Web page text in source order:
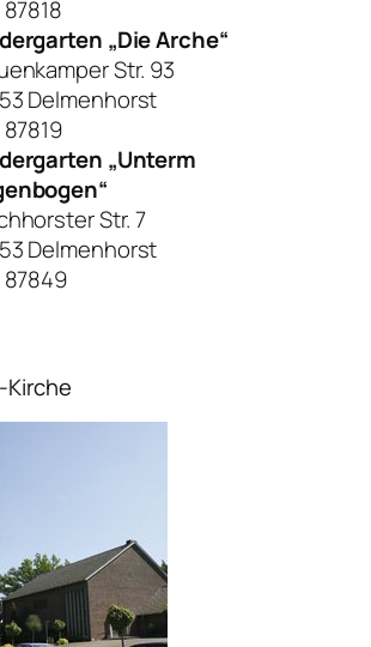
„Die Arche“
Str. 93
Delmenhorst
„Unterm
Str. 7
Delmenhorst
87849